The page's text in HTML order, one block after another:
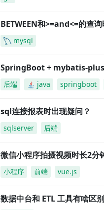
BETWEEN和>=and<=的查
mysql
SpringBoot + mybatis-plus
后端 java springboot
sql连接报表时出现疑问？
sqlserver 后端
微信小程序拍摄视频时长2分
小程序 前端 vue.js
数据中台和 ETL 工具有啥区